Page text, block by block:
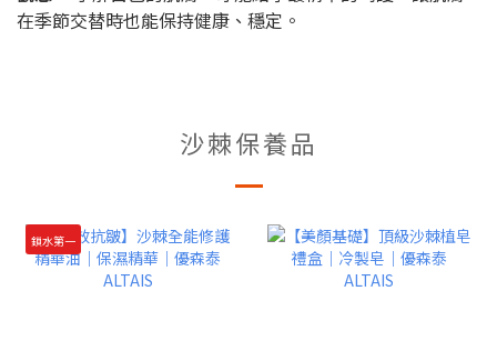
在季節交替時也能保持健康、穩定。
沙棘保養品
鎖水第一